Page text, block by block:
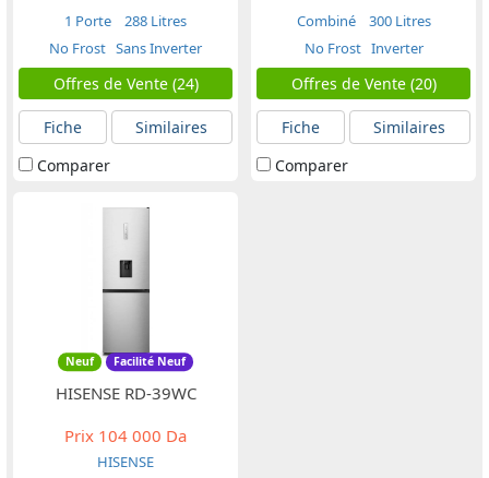
1 Porte
288 Litres
No Frost Sans Inverter
Offres de Vente (24)
Fiche
Similaires
Comparer
Combiné
300 Litres
No Frost Inverter
Offres de Vente (20)
Fiche
Similaires
Comparer
Neuf Facilité Neuf
HISENSE RD-39WC
Prix 104 000 Da
HISENSE